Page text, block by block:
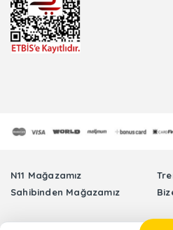
N11 Mağazamız
Sahibinden Mağazamız
Tüm Hakları Saklıdır. © Sinmer